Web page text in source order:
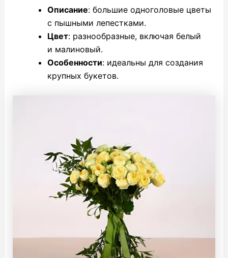
Описание: большие одноголовые цветы
с пышными лепестками.
Цвет: разнообразные, включая белый
и малиновый.
Особенности: идеальны для создания
крупных букетов.